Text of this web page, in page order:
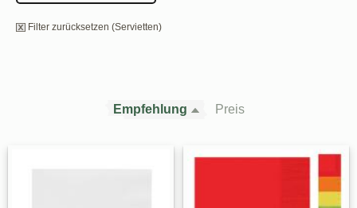
Filter zurücksetzen (Servietten)
Empfehlung Preis